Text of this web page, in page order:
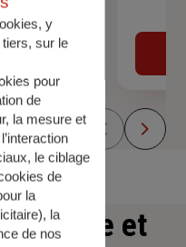
et
y
sur le
pour
de
la mesure et
le ciblage
de
la
), la
de nos